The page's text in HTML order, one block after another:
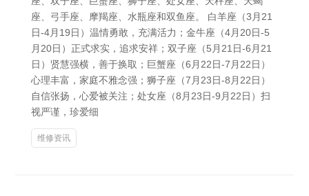
座、弓手座、摩羯座、水瓶座和双鱼座。 白羊座（3月21
日-4月19日）温情勇敢，充满活力；金牛座（4月20日-5
月20日）正式求实，追求安祥；双子座（5月21日-6月21
日）贤慧强横，善于换取；巨蟹座（6月22日-7月22日）
心理丰富，家庭不雅念强；狮子座（7月23日-8月22日）
自信张扬，心爱被关注；处女座（8月23日-9月22日）扫
视严谨，珍爱细
维修资讯